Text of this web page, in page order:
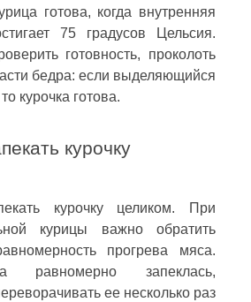
готова, когда внутренняя
75 градусов Цельсия.
готовность, проколоть
бедра: если выделяющийся
курочка готова.
курочку
курочку целиком. При
курицы важно обратить
прогрева мяса.
равномерно запеклась,
ее несколько раз